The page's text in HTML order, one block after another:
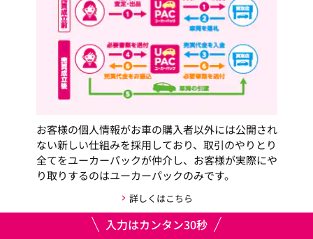
お客様の個人情報がお車の購入者以外には公開され
ない新しい仕組みを採用しており、取引のやりとり
全てをユーカーパックが仲介し、お客様が実際にや
り取りするのはユーカーパックのみです。
詳しくはこちら
入力はカンタン30秒